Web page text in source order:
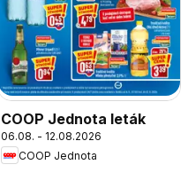
COOP Jednota leták
06.08. - 12.08.2026
COOP Jednota